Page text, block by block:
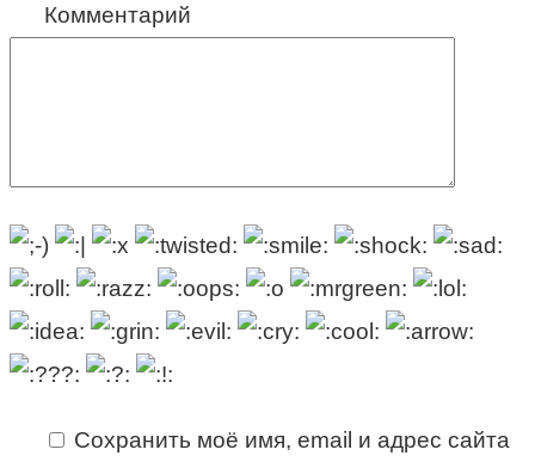
Комментарий
Сохранить моё имя, email и адрес сайта